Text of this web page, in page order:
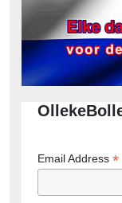
Email Address *